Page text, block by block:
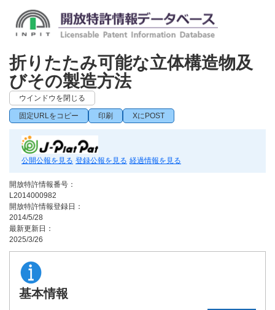
折りたたみ可能な立体構造物及
びその製造方法
ウインドウを閉じる
固定URLをコピー 印刷 XにPOST
公開公報を見る 登録公報を見る 経過情報を見る
開放特許情報番号：
L2014000982
開放特許情報登録日：
2014/5/28
最新更新日：
2025/3/26
基本情報